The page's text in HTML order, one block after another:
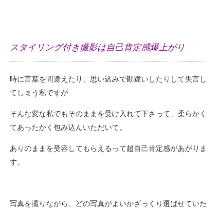
スタイリング付き撮影は自己肯定感爆上がり
時に言葉を間違えたり、思い込みで勘違いしたりして失言し
てしまう私ですが
そんな変な私でもそのままを受け入れて下さって、柔らかく
てあったかく包み込んいただいて。
ありのままを受容してもらえるって超自己肯定感があがりま
す。
写真を撮りながら、どの写真がよいかざっくり選ばせていた